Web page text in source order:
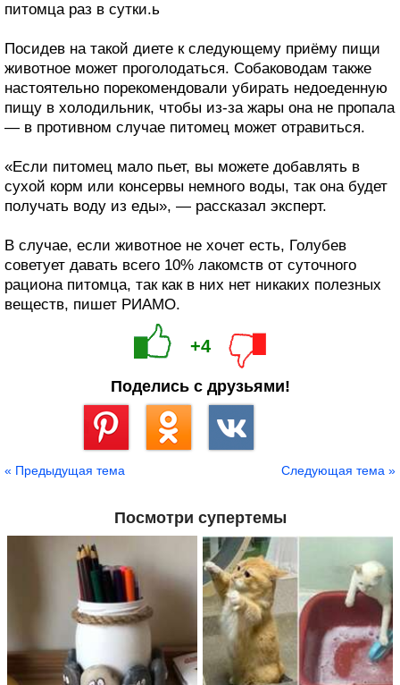
питомца раз в сутки.ь
Посидев на такой диете к следующему приёму пищи
животное может проголодаться. Собаководам также
настоятельно порекомендовали убирать недоеденную
пищу в холодильник, чтобы из-за жары она не пропала
— в противном случае питомец может отравиться.
«Если питомец мало пьет, вы можете добавлять в
сухой корм или консервы немного воды, так она будет
получать воду из еды», — рассказал эксперт.
В случае, если животное не хочет есть, Голубев
советует давать всего 10% лакомств от суточного
рациона питомца, так как в них нет никаких полезных
веществ, пишет РИАМО.
+4
Поделись с друзьями!
« Предыдущая тема Следующая тема »
Посмотри супертемы